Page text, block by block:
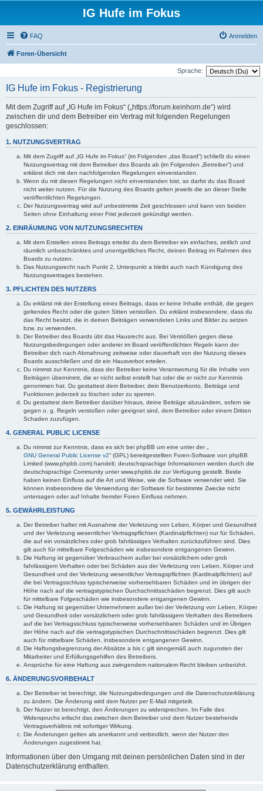
IG Hufe im Fokus
FAQ Anmelden
Foren-Übersicht
Sprache:
IG Hufe im Fokus - Registrierung
Mit dem Zugriff auf „IG Hufe im Fokus“ („https://forum.keinhorn.de“) wird
zwischen dir und dem Betreiber ein Vertrag mit folgenden Regelungen
geschlossen:
1. NUTZUNGSVERTRAG
Mit dem Zugriff auf „IG Hufe im Fokus“ (im Folgenden „das Board“) schließt du einen
Nutzungsvertrag mit dem Betreiber des Boards ab (im Folgenden „Betreiber“) und
erklärst dich mit den nachfolgenden Regelungen einverstanden.
Wenn du mit diesen Regelungen nicht einverstanden bist, so darfst du das Board
nicht weiter nutzen. Für die Nutzung des Boards gelten jeweils die an dieser Stelle
veröffentlichten Regelungen.
Der Nutzungsvertrag wird auf unbestimmte Zeit geschlossen und kann von beiden
Seiten ohne Einhaltung einer Frist jederzeit gekündigt werden.
2. EINRÄUMUNG VON NUTZUNGSRECHTEN
Mit dem Erstellen eines Beitrags erteilst du dem Betreiber ein einfaches, zeitlich und
räumlich unbeschränktes und unentgeltliches Recht, deinen Beitrag im Rahmen des
Boards zu nutzen.
Das Nutzungsrecht nach Punkt 2, Unterpunkt a bleibt auch nach Kündigung des
Nutzungsvertrages bestehen.
3. PFLICHTEN DES NUTZERS
Du erklärst mit der Erstellung eines Beitrags, dass er keine Inhalte enthält, die gegen
geltendes Recht oder die guten Sitten verstoßen. Du erklärst insbesondere, dass du
das Recht besitzt, die in deinen Beiträgen verwendeten Links und Bilder zu setzen
bzw. zu verwenden.
Der Betreiber des Boards übt das Hausrecht aus. Bei Verstößen gegen diese
Nutzungsbedingungen oder anderer im Board veröffentlichten Regeln kann der
Betreiber dich nach Abmahnung zeitweise oder dauerhaft von der Nutzung dieses
Boards ausschließen und dir ein Hausverbot erteilen.
Du nimmst zur Kenntnis, dass der Betreiber keine Verantwortung für die Inhalte von
Beiträgen übernimmt, die er nicht selbst erstellt hat oder die er nicht zur Kenntnis
genommen hat. Du gestattest dem Betreiber, dein Benutzerkonto, Beiträge und
Funktionen jederzeit zu löschen oder zu sperren.
Du gestattest dem Betreiber darüber hinaus, deine Beiträge abzuändern, sofern sie
gegen o. g. Regeln verstoßen oder geeignet sind, dem Betreiber oder einem Dritten
Schaden zuzufügen.
4. GENERAL PUBLIC LICENSE
Du nimmst zur Kenntnis, dass es sich bei phpBB um eine unter der „
GNU General Public License v2“ (GPL) bereitgestellten Foren-Software von phpBB
Limited (www.phpbb.com) handelt; deutschsprachige Informationen werden durch die
deutschsprachige Community unter www.phpbb.de zur Verfügung gestellt. Beide
haben keinen Einfluss auf die Art und Weise, wie die Software verwendet wird. Sie
können insbesondere die Verwendung der Software für bestimmte Zwecke nicht
untersagen oder auf Inhalte fremder Foren Einfluss nehmen.
5. GEWÄHRLEISTUNG
Der Betreiber haftet mit Ausnahme der Verletzung von Leben, Körper und Gesundheit
und der Verletzung wesentlicher Vertragspflichten (Kardinalpflichten) nur für Schäden,
die auf ein vorsätzliches oder grob fahrlässiges Verhalten zurückzuführen sind. Dies
gilt auch für mittelbare Folgeschäden wie insbesondere entgangenen Gewinn.
Die Haftung ist gegenüber Verbrauchern außer bei vorsätzlichem oder grob
fahrlässigem Verhalten oder bei Schäden aus der Verletzung von Leben, Körper und
Gesundheit und der Verletzung wesentlicher Vertragspflichten (Kardinalpflichten) auf
die bei Vertragsschluss typischerweise vorhersehbaren Schäden und im übrigen der
Höhe nach auf die vertragstypischen Durchschnittsschäden begrenzt. Dies gilt auch
für mittelbare Folgeschäden wie insbesondere entgangenen Gewinn.
Die Haftung ist gegenüber Unternehmern außer bei der Verletzung von Leben, Körper
und Gesundheit oder vorsätzlichem oder grob fahrlässigem Verhalten des Betreibers
auf die bei Vertragsschluss typischerweise vorhersehbaren Schäden und im Übrigen
der Höhe nach auf die vertragstypischen Durchschnittsschäden begrenzt. Dies gilt
auch für mittelbare Schäden, insbesondere entgangenen Gewinn.
Die Haftungsbegrenzung der Absätze a bis c gilt sinngemäß auch zugunsten der
Mitarbeiter und Erfüllungsgehilfen des Betreibers.
Ansprüche für eine Haftung aus zwingendem nationalem Recht bleiben unberührt.
6. ÄNDERUNGSVORBEHALT
Der Betreiber ist berechtigt, die Nutzungsbedingungen und die Datenschutzerklärung
zu ändern. Die Änderung wird dem Nutzer per E-Mail mitgeteilt.
Der Nutzer ist berechtigt, den Änderungen zu widersprechen. Im Falle des
Widerspruchs erlischt das zwischen dem Betreiber und dem Nutzer bestehende
Vertragsverhältnis mit sofortiger Wirkung.
Die Änderungen gelten als anerkannt und verbindlich, wenn der Nutzer den
Änderungen zugestimmt hat.
Informationen über den Umgang mit deinen persönlichen Daten sind in der
Datenschutzerklärung enthalten.